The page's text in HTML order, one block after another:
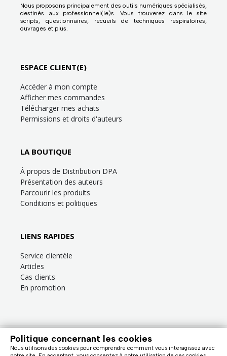
Nous proposons principalement des outils numériques spécialisés,
destinés aux professionnel(le)s. Vous trouverez dans le site
scripts, questionnaires, recueils de techniques respiratoires,
ouvrages et plus.
ESPACE CLIENT(E)
Accéder à mon compte
Afficher mes commandes
Télécharger mes achats
Permissions et droits d'auteurs
LA BOUTIQUE
À propos de Distribution DPA
Présentation des auteurs
Parcourir les produits
Conditions et politiques
LIENS RAPIDES
Service clientèle
Articles
Cas clients
En promotion
Besoin d’aide?Consultez laFAQ ou la section
Politique concernant les cookies
Nous utilisons des cookies pour comprendre comment vous interagissez avec